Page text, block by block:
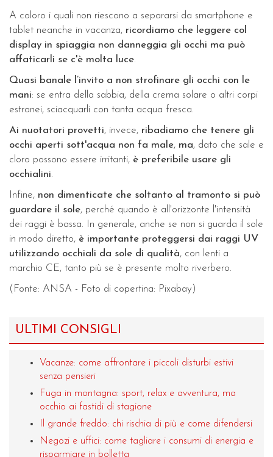
A coloro i quali non riescono a separarsi da smartphone e
tablet neanche in vacanza, ricordiamo che leggere col
display in spiaggia non danneggia gli occhi ma può
affaticarli se c'è molta luce.
Quasi banale l’invito a non strofinare gli occhi con le
mani: se entra della sabbia, della crema solare o altri corpi
estranei, sciacquarli con tanta acqua fresca.
Ai nuotatori provetti, invece, ribadiamo che tenere gli
occhi aperti sott'acqua non fa male, ma, dato che sale e
cloro possono essere irritanti, è preferibile usare gli
occhialini.
Infine, non dimenticate che soltanto al tramonto si può
guardare il sole, perché quando è all'orizzonte l'intensità
dei raggi è bassa. In generale, anche se non si guarda il sole
in modo diretto, è importante proteggersi dai raggi UV
utilizzando occhiali da sole di qualità, con lenti a
marchio CE, tanto più se è presente molto riverbero.
(Fonte: ANSA - Foto di copertina: Pixabay)
ULTIMI CONSIGLI
Vacanze: come affrontare i piccoli disturbi estivi
senza pensieri
Fuga in montagna: sport, relax e avventura, ma
occhio ai fastidi di stagione
Il grande freddo: chi rischia di più e come difendersi
Negozi e uffici: come tagliare i consumi di energia e
risparmiare in bolletta